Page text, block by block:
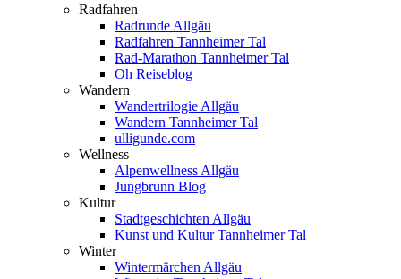
Radfahren
Radrunde Allgäu
Radfahren Tannheimer Tal
Rad-Marathon Tannheimer Tal
Oh Reiseblog
Wandern
Wandertrilogie Allgäu
Wandern Tannheimer Tal
ulligunde.com
Wellness
Alpenwellness Allgäu
Jungbrunn Blog
Kultur
Stadtgeschichten Allgäu
Kunst und Kultur Tannheimer Tal
Winter
Wintermärchen Allgäu